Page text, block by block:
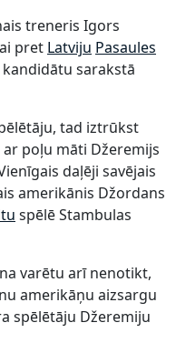
treneris Igors
pret Latviju Pasaules
sarakstā
tad iztrūkst
poļu māti Džeremijs
daļēji savējais
amerikānis Džordans
spēlē Stambulas
varētu arī nenotikt,
amerikāņu aizsargu
spēlētāju Džeremiju